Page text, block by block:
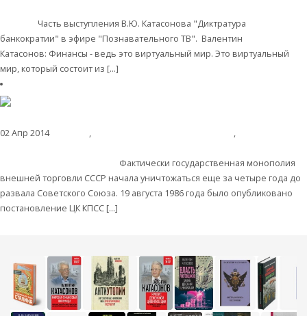
Часть выступления В.Ю. Катасонова "Диктратура
банкократии" в эфире "Познавательного ТВ". Валентин
Катасонов: Финансы - ведь это виртуальный мир. Это виртуальный
мир, который состоит из […]
02 Апр 2014 , ,
Фактически государственная монополия
внешней торговли СССР начала уничтожаться еще за четыре года до
развала Советского Союза. 19 августа 1986 года было опубликовано
постановление ЦК КПСС […]